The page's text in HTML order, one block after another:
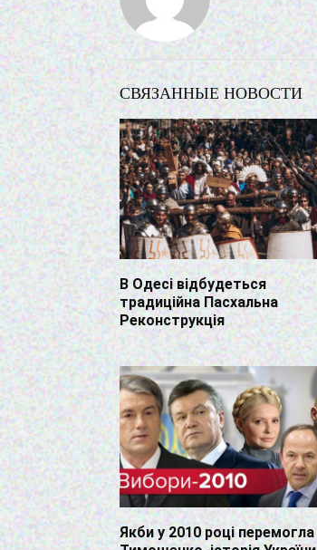
СВЯЗАННЫЕ НОВОСТИ
В Одесі відбудеться
традиційна Пасхальна
Реконструкція
Якби у 2010 році перемогла